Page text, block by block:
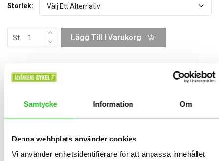
Samtycke Information Om
Denna webbplats använder cookies
Vi använder enhetsidentifierare för att anpassa innehållet
Storlek:
St. Lägg Till I Varukorg
BESKRIVNING
Ny modell designad för att ge optimalt skydd mot regn. WaterFlex
MicroFleece. Mycket flexibelt och tåligt skoskydd. Alla sömmar är
på insidan täckta med vattentät tape. 38mm breda kardborreband